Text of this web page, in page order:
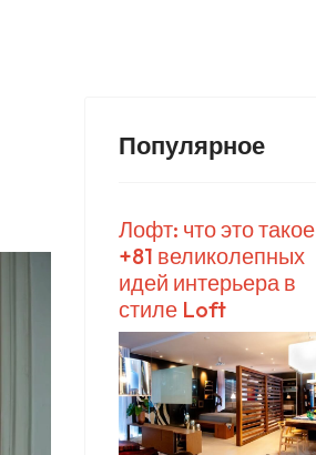
Популярное
Лофт: что это такое
+81 великолепных
идей интерьера в
стиле Loft